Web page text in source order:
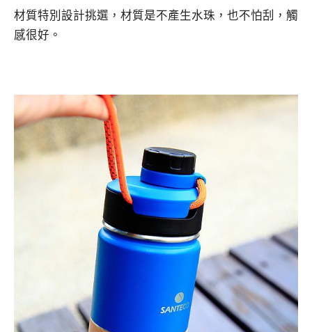
材質特別設計挑選，材質是不產生水珠，也不怕刮，觸
感很好。